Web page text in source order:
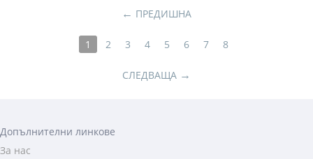
← ПРЕДИШНА
1 2 3 4 5 6 7 8
СЛЕДВАЩА →
Допълнителни линкове
За нас